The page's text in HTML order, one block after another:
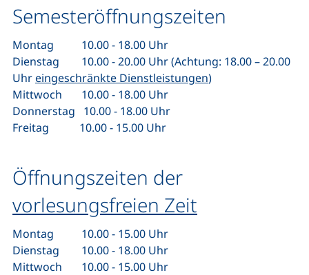
Semesteröffnungszeiten
Montag 10.00 - 18.00 Uhr
Dienstag 10.00 - 20.00 Uhr (Achtung: 18.00 – 20.00
Uhreingeschränkte Dienstleistungen)
Mittwoch 10.00 - 18.00 Uhr
Donnerstag 10.00 - 18.00 Uhr
Freitag 10.00 - 15.00 Uhr
Öffnungszeiten der
vorlesungsfreien Zeit
Montag 10.00 - 15.00 Uhr
Dienstag 10.00 - 18.00 Uhr
Mittwoch 10.00 - 15.00 Uhr